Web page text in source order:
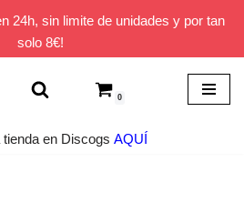
24h, sin limite de unidades y por tan
solo 8€!
0
tienda en Discogs AQUÍ